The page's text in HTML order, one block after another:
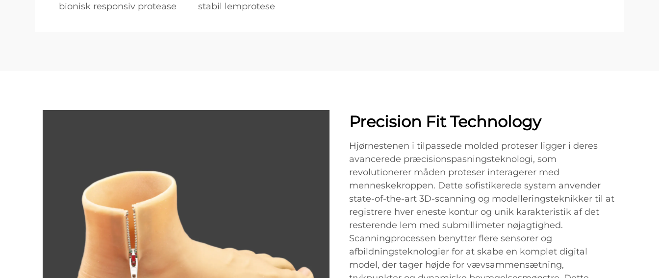
bionisk responsiv protease stabil lemprotese
Precision Fit Technology
Hjørnestenen i tilpassede molded proteser ligger i deres
avancerede præcisionspasningsteknologi, som
revolutionerer måden proteser interagerer med
menneskekroppen. Dette sofistikerede system anvender
state-of-the-art 3D-scanning og modelleringsteknikker til at
registrere hver eneste kontur og unik karakteristik af det
resterende lem med submillimeter nøjagtighed.
Scanningprocessen benytter flere sensorer og
afbildningsteknologier for at skabe en komplet digital
model, der tager højde for vævsammensætning,